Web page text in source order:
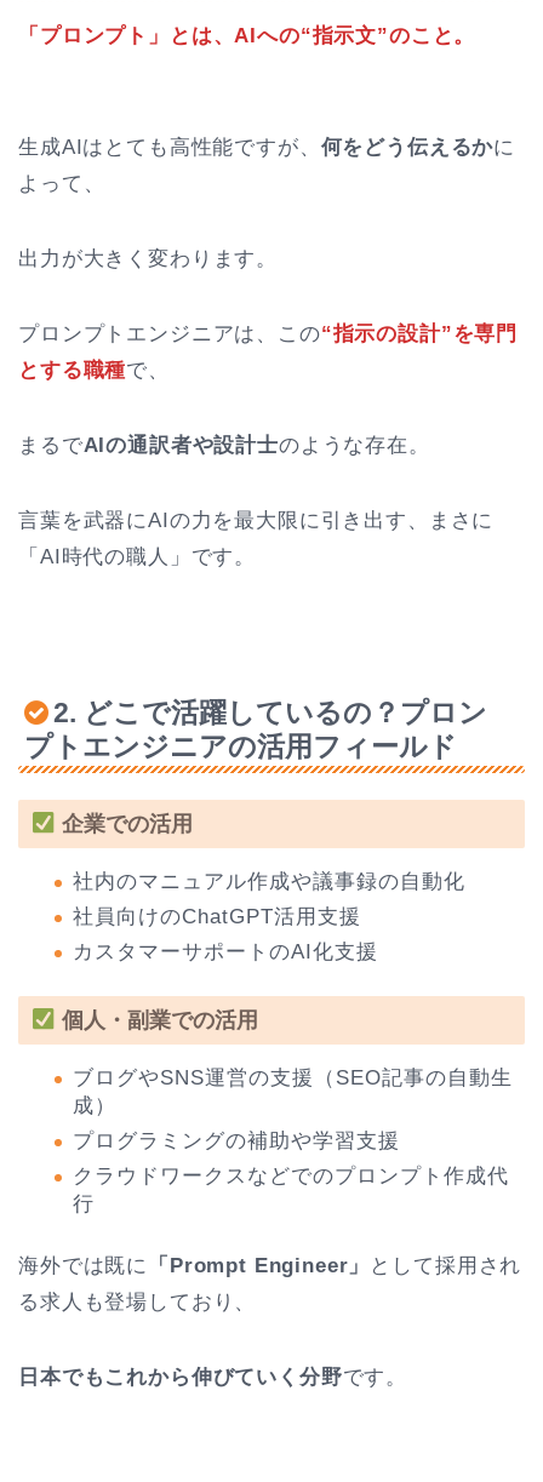
「プロンプト」とは、AIへの“指示文”のこと。
生成AIはとても高性能ですが、 何をどう伝えるかに
よって、
出力が大きく変わります。
プロンプトエンジニアは、この“指示の設計”を専門
とする職種で、
まるでAIの通訳者や設計士のような存在。
言葉を武器にAIの力を最大限に引き出す、まさに
「AI時代の職人」です。
2. どこで活躍しているの？プロン
プトエンジニアの活用フィールド
企業での活用
社内のマニュアル作成や議事録の自動化
社員向けのChatGPT活用支援
カスタマーサポートのAI化支援
個人・副業での活用
ブログやSNS運営の支援（SEO記事の自動生
成）
プログラミングの補助や学習支援
クラウドワークスなどでのプロンプト作成代
行
海外では既に 「Prompt Engineer」
として採用され
る求人も登場しており、
日本でもこれから伸びていく分野です。